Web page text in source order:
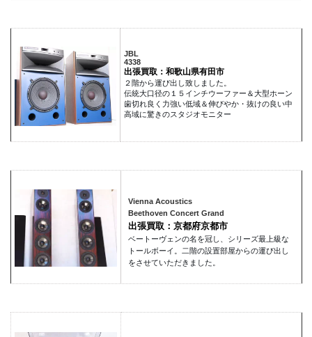
JBL
4338
出張買取：和歌山県有田市
２階から運び出し致しました。
伝統大口径の１５インチウーファー＆大型ホーン
歯切れ良く力強い低域＆伸びやか・抜けの良い中
高域に驚きのスタジオモニター
Vienna Acoustics
Beethoven Concert Grand
出張買取：京都府京都市
ベートーヴェンの名を冠し、シリーズ最上級な
トールボーイ。二階の設置部屋からの運び出し
をさせていただきました。